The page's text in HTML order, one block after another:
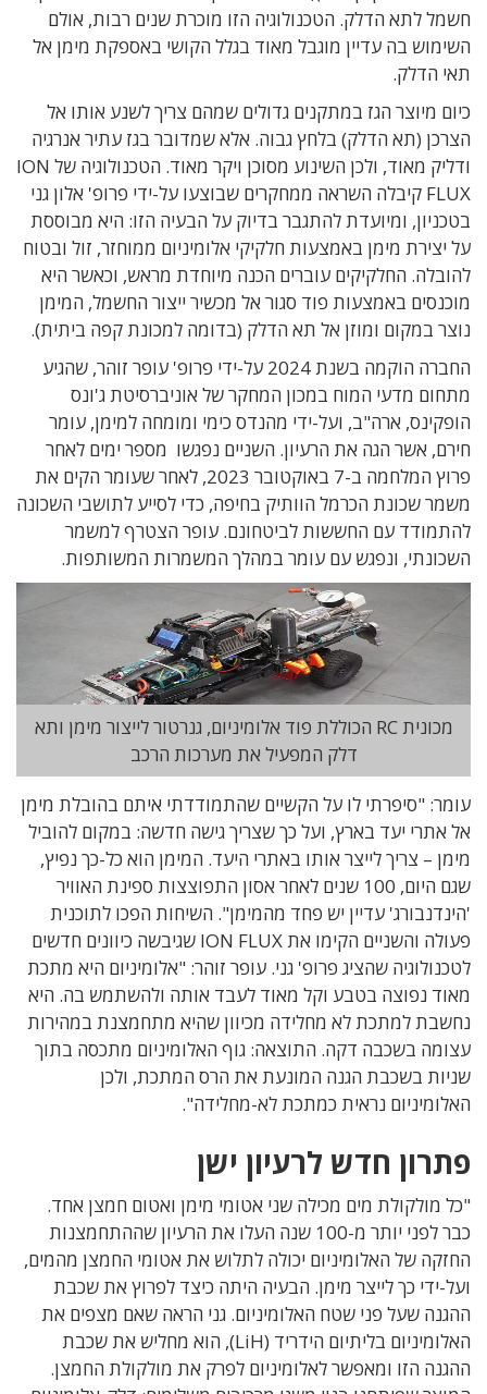
חשמל לתא הדלק. הטכנולוגיה הזו מוכרת שנים רבות, אולם
השימוש בה עדיין מוגבל מאוד בגלל הקושי באספקת מימן אל
תאי הדלק.
כיום מיוצר הגז במתקנים גדולים שמהם צריך לשנע אותו אל
הצרכן (תא הדלק) בלחץ גבוה. אלא שמדובר בגז עתיר אנרגיה
ודליק מאוד, ולכן השינוע מסוכן ויקר מאוד. הטכנולוגיה של ION
FLUX קיבלה השראה ממחקרים שבוצעו על-ידי פרופ' אלון גני
בטכניון, ומיועדת להתגבר בדיוק על הבעיה הזו: היא מבוססת
על יצירת מימן באמצעות חלקיקי אלומיניום ממוחזר, זול ובטוח
להובלה. החלקיקים עוברים הכנה מיוחדת מראש, וכאשר היא
מוכנסים באמצעות פוד סגור אל מכשיר ייצור החשמל, המימן
נוצר במקום ומוזן אל תא הדלק (בדומה למכונת קפה ביתית).
החברה הוקמה בשנת 2024 על-ידי פרופ' עופר זוהר, שהגיע
מתחום מדעי המוח במכון המחקר של אוניברסיטת ג'ונס
הופקינס, ארה"ב, ועל-ידי מהנדס כימי ומומחה למימן, עומר
חירם, אשר הגה את הרעיון. השניים נפגשו מספר ימים לאחר
פרוץ המלחמה ב-7 באוקטובר 2023, לאחר שעומר הקים את
משמר שכונת הכרמל הוותיק בחיפה, כדי לסייע לתושבי השכונה
להתמודד עם החששות לביטחונם. עופר הצטרף למשמר
השכונתי, ונפגש עם עומר במהלך המשמרות המשותפות.
מכונית RC הכוללת פוד אלומיניום, גנרטור לייצור מימן ותא
דלק המפעיל את מערכות הרכב
עומר: "סיפרתי לו על הקשיים שהתמודדתי איתם בהובלת מימן
אל אתרי יעד בארץ, ועל כך שצריך גישה חדשה: במקום להוביל
מימן – צריך לייצר אותו באתרי היעד. המימן הוא כל-כך נפיץ,
שגם היום, 100 שנים לאחר אסון התפוצצות ספינת האוויר
'הינדנבורג' עדיין יש פחד מהמימן". השיחות הפכו לתוכנית
פעולה והשניים הקימו את ION FLUX שגיבשה כיוונים חדשים
לטכנולוגיה שהציג פרופ' גני. עופר זוהר: "אלומיניום היא מתכת
מאוד נפוצה בטבע וקל מאוד לעבד אותה ולהשתמש בה. היא
נחשבת למתכת לא מחלידה מכיוון שהיא מתחמצנת במהירות
עצומה בשכבה דקה. התוצאה: גוף האלומיניום מתכסה בתוך
שניות בשכבת הגנה המונעת את הרס המתכת, ולכן
האלומיניום נראית כמתכת לא-מחלידה".
פתרון חדש לרעיון ישן
"כל מולקולת מים מכילה שני אטומי מימן ואטום חמצן אחד.
כבר לפני יותר מ-100 שנה העלו את הרעיון שההתחמצנות
החזקה של האלומיניום יכולה לתלוש את אטומי החמצן מהמים,
ועל-ידי כך לייצר מימן. הבעיה היתה כיצד לפרוץ את שכבת
ההגנה שעל פני שטח האלומיניום. גני הראה שאם מצפים את
האלומיניום בליתיום הידריד (LiH), הוא מחליש את שכבת
ההגנה הזו ומאפשר לאלומיניום לפרק את מולקולת החמצן.